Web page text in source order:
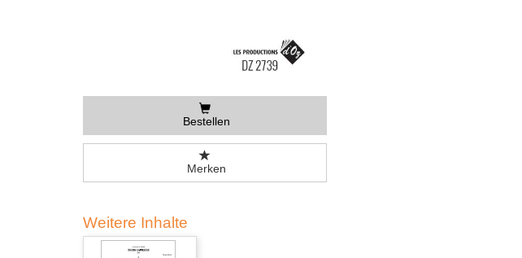
Bestellen
Merken
Weitere Inhalte